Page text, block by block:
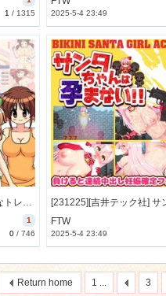
1 / 1315 2025-5-4 23:49
[231225][ぷにっとドット] ちょっとHなトレーニング (Ver.2024-01-30／1.31) [19M] [RJ01135688]
1
0/ 746
FTW
2025-5-4 23:49
1 ... 3
Return home